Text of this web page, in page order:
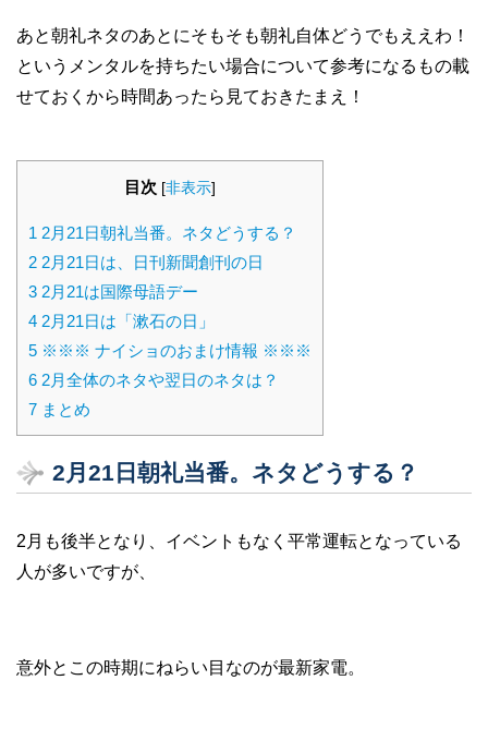
あと朝礼ネタのあとにそもそも朝礼自体どうでもええわ！
というメンタルを持ちたい場合について参考になるもの載
せておくから時間あったら見ておきたまえ！
目次 [非表示]
1 2月21日朝礼当番。ネタどうする？
2 2月21日は、日刊新聞創刊の日
3 2月21は国際母語デー
4 2月21日は「漱石の日」
5 ※※※ ナイショのおまけ情報 ※※※
6 2月全体のネタや翌日のネタは？
7 まとめ
2月21日朝礼当番。ネタどうする？
2月も後半となり、イベントもなく平常運転となっている
人が多いですが、
意外とこの時期にねらい目なのが最新家電。